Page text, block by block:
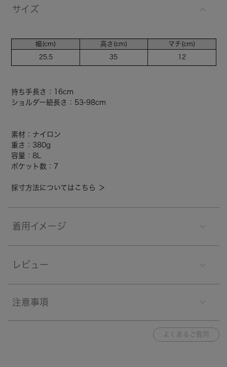
サイズ
幅(cm)
25.5
高さ(cm)
35
マチ(cm)
12
持ち手長さ：16cm
ショルダー紐長さ：53-98cm
素材：ナイロン
重さ：380g
容量：8L
ポケット数：7
採寸方法についてはこちら ＞
着用イメージ
レビュー
注意事項
よくあるご質問